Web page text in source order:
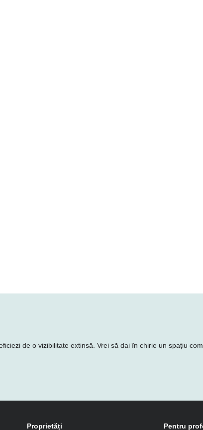
de o vizibilitate extinsă. Vrei să dai în chirie un spațiu
Proprietăți Pentru